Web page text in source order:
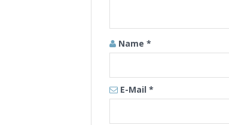
Name *
E-Mail *